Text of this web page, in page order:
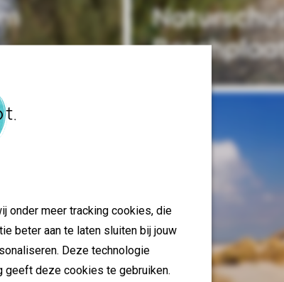
onder meer tracking cookies, die
beter aan te laten sluiten bij jouw
Deze technologie
geeft deze cookies te gebruiken.